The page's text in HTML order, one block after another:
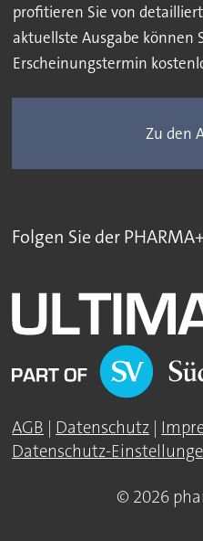
profitieren Sie von
aktuellste Ausgabe können
Erscheinungstermin
Zu den
Folgen Sie der
AGB | Datenschutz |
Datenschutz-
© 2026